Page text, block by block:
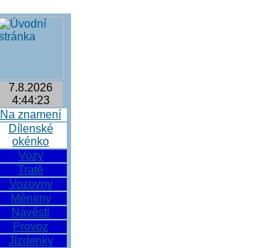
7.8.2026
4:44:24
Na znamení
Dílenské
okénko
Vozy
Tratě
Vozovny
Měnírny
Návěsti
Provoz
Jízdenky